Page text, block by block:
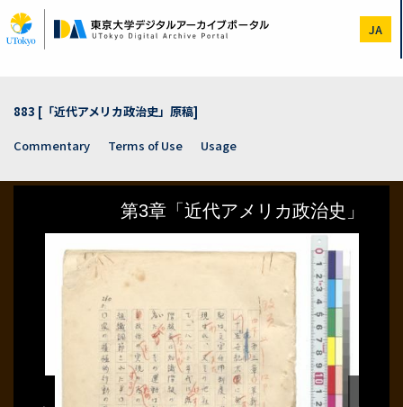
to
main
JA
883 [「近代アメリカ政治史」原稿]
Commentary
Terms of Use Usage